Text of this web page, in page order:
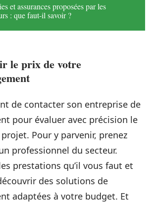
et assurances proposées par les
: que faut-il savoir ?
le prix de votre
de contacter son entreprise de
pour évaluer avec précision le
Pour y parvenir, prenez
professionnel du secteur.
prestations qu’il vous faut et
des solutions de
adaptées à votre budget. Et